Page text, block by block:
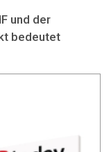
und der
bedeutet